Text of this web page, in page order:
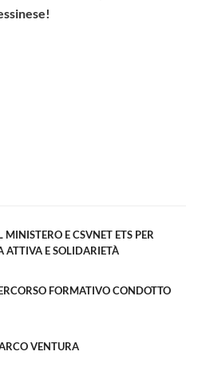
E CSVNET ETS PER
ATTIVA E SOLIDARIETÀ
FORMATIVO CONDOTTO
VENTURA